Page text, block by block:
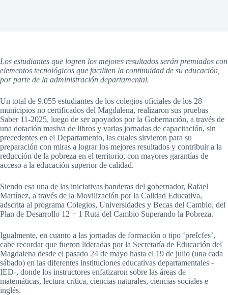
Los estudiantes que logren los mejores resultados serán premiados con
elementos tecnológicos que faciliten la continuidad de su educación,
por parte de la administración departamental.
Un total de 9.055 estudiantes de los colegios oficiales de los 28
municipios no certificados del Magdalena, realizaron sus pruebas
Saber 11-2025, luego de ser apoyados por la Gobernación, a través de
una dotación masiva de libros y varias jornadas de capacitación, sin
precedentes en el Departamento, las cuales sirvieron para su
preparación con miras a lograr los mejores resultados y contribuir a la
reducción de la pobreza en el territorio, con mayores garantías de
acceso a la educación superior de calidad.
Siendo esa una de las iniciativas banderas del gobernador, Rafael
Martínez, a través de la Movilización por la Calidad Educativa,
adscrita al programa Colegios, Universidades y Becas del Cambio, del
Plan de Desarrollo 12 + 1 Ruta del Cambio Superando la Pobreza.
Igualmente, en cuanto a las jornadas de formación o tipo ‘preIcfes’,
cabe recordar que fueron lideradas por la Secretaría de Educación del
Magdalena desde el pasado 24 de mayo hasta el 19 de julio (una cada
sábado) en las diferentes instituciones educativas departamentales -
IED-, donde los instructores enfatizaron sobre las áreas de
matemáticas, lectura critica, ciencias naturales, ciencias sociales e
inglés.